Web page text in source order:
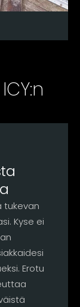
tukevan
Kyse ei
Erotu